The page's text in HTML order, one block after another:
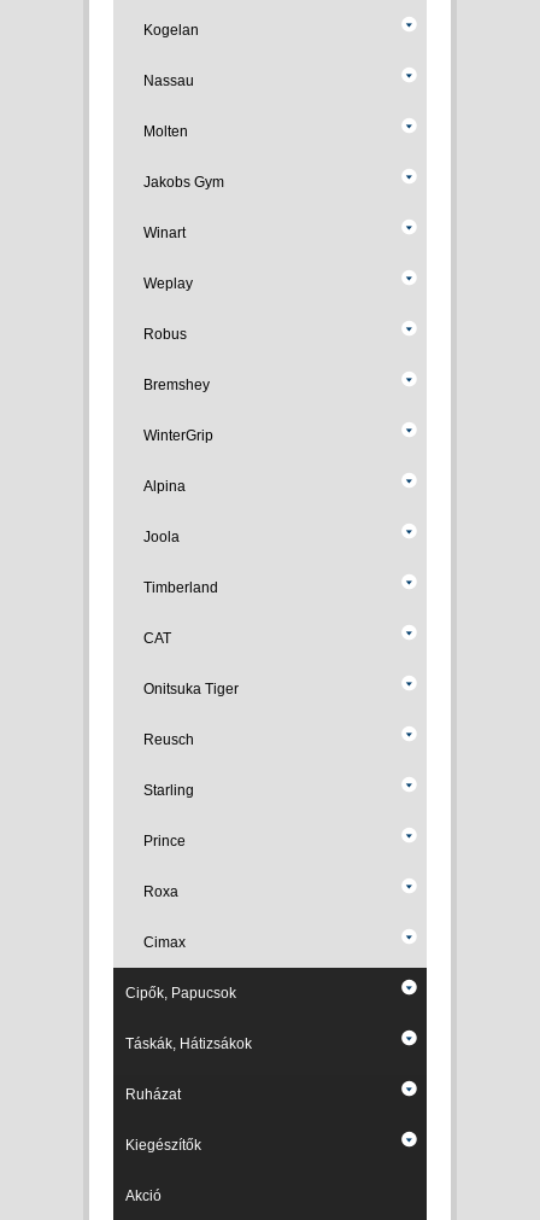
Kogelan
Nassau
Molten
Jakobs Gym
Winart
Weplay
Robus
Bremshey
WinterGrip
Alpina
Joola
Timberland
CAT
Onitsuka Tiger
Reusch
Starling
Prince
Roxa
Cimax
Cipők, Papucsok
Táskák, Hátizsákok
Ruházat
Kiegészítők
Akció